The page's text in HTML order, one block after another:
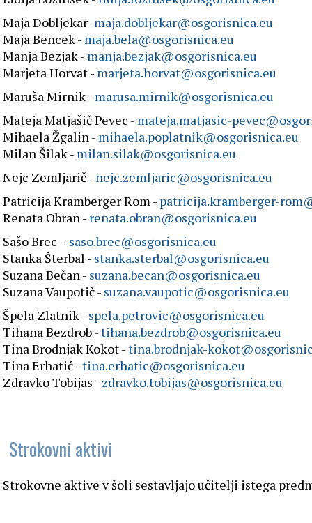
Maja Dobljekar- maja.dobljekar@osgorisnica.eu
Maja Bencek - maja.bela@osgorisnica.eu
Manja Bezjak - manja.bezjak@osgorisnica.eu
Marjeta Horvat - marjeta.horvat@osgorisnica.eu
Maruša Mirnik - marusa.mirnik@osgorisnica.eu
Mateja Matjašič Pevec - mateja.matjasic-
Mihaela Žgalin - mihaela.poplatnik@osgorisnica.eu
Milan Šilak - milan.silak@osgorisnica.eu
Nejc Zemljarič - nejc.zemljaric@osgorisnica.eu
Patricija Kramberger Rom - patricija.kramberger-
Renata Obran - renata.obran@osgorisnica.eu
Sašo Brec - saso.brec@osgorisnica.eu
Stanka Šterbal - stanka.sterbal@osgorisnica.eu
Suzana Bečan - suzana.becan@osgorisnica.eu
Suzana Vaupotič - suzana.vaupotic@osgorisnica.eu
Špela Zlatnik - spela.petrovic@osgorisnica.eu
Tihana Bezdrob -tihana.bezdrob@osgorisnica.eu
Tina Brodnjak Kokot -tina.brodnjak-
Tina Erhatič -tina.erhatic@osgorisnica.eu
Zdravko Tobijas - zdravko.tobijas@osgorisnica.eu
Strokovni aktivi
Strokovne aktive v šoli sestavljajo učitelji istega